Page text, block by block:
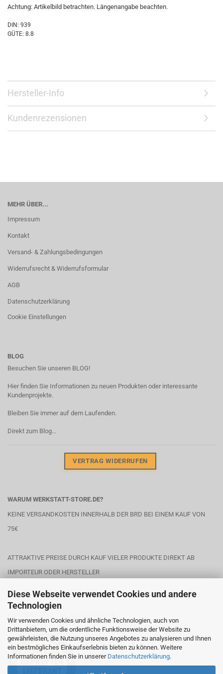
Diese Webseite verwendet Cookies und andere
Technologien
Wir verwenden Cookies und ähnliche Technologien, auch von
Drittanbietern, um die ordentliche Funktionsweise der Website zu
gewährleisten, die Nutzung unseres Angebotes zu analysieren und Ihnen
ein bestmögliches Einkaufserlebnis bieten zu können. Weitere
Informationen finden Sie in unserer Datenschutzerklärung.
Achtung: Artikelbild betrachten. Längenangabe beachten.
DIN: 939
GÜTE: 8.8
Hersteller-Info
Kundenrezensionen
MEHR ÜBER...
Impressum
Kontakt
Versand- & Zahlungsbedingungen
Widerrufsrecht & Widerrufsformular
AGB
Datenschutzerklärung
Cookie Einstellungen
BLOG
Besuchen Sie unseren BLOG!
Hier finden Sie Informationen zu neuen Produkten oder interessante
Kundenprojekte.
Bleiben Sie immer auf dem Laufenden.
Direkt zum Blog...
VERTRAG WIDERRUFEN
WARUM WERKSTATT-STORE.DE?
KEINE VERSANDKOSTEN INNERHALB DER BRD BEI EINEM KAUF VON
75€
ATTRAKTIVE PREISE DURCH KAUF VIELER PRODUKTE DIREKT AB
IMPORTEUR ODER HERSTELLER